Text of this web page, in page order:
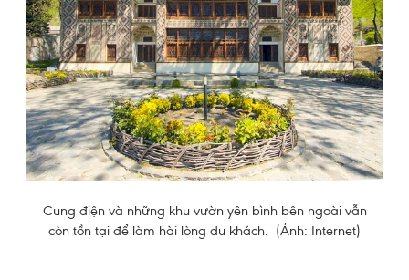
Cung điện và những khu vườn yên bình bên ngoài vẫn
còn tồn tại để làm hài lòng du khách. (Ảnh: Internet)